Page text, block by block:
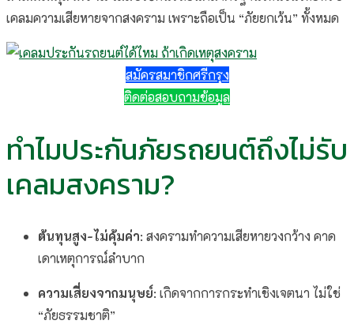
เคลมความเสียหายจากสงคราม เพราะถือเป็น “ภัยยกเว้น” ทั้งหมด
สมัครสมาชิกศรีกรุง
ติดต่อสอบถามข้อมูล
ทำไมประกันภัยรถยนต์ถึงไม่รับ
เคลมสงคราม?
ต้นทุนสูง-ไม่คุ้มค่า: สงครามทำความเสียหายวงกว้าง คาด
เดาเหตุการณ์ลำบาก
ความเสี่ยงจากมนุษย์: เกิดจากการกระทำเชิงเจตนา ไม่ใช่
“ภัยธรรมชาติ”